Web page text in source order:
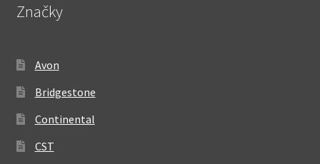
Značky
Avon
Bridgestone
Continental
CST